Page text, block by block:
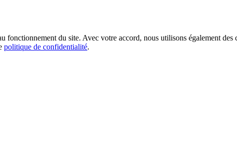
fonctionnement du site. Avec votre accord, nous utilisons également
politique de confidentialité.